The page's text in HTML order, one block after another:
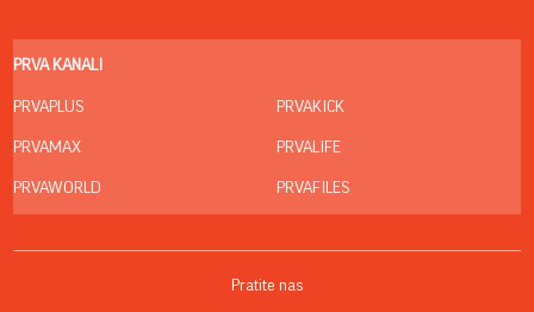
PRVA KANALI
PRVAPLUS
PRVAMAX
PRVAWORLD
PRVAKICK
PRVALIFE
PRVAFILES
Pratite nas